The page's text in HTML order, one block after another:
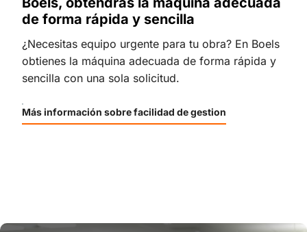
de forma rápida y sencilla
¿Necesitas equipo urgente para tu obra? En Boels
obtienes la máquina adecuada de forma rápida y
sencilla con una sola solicitud.
Más información sobre facilidad de gestion